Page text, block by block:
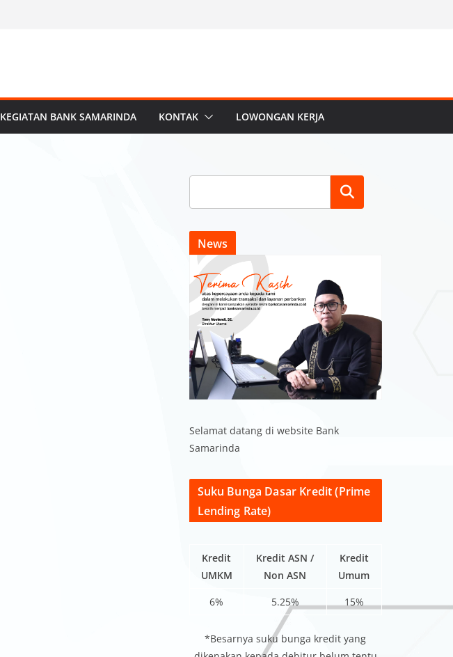
KEGIATAN BANK SAMARINDA KONTAK LOWONGAN KERJA
Search
News
Selamat datang di website Bank
Samarinda
Suku Bunga Dasar Kredit (Prime
Lending Rate)
Kredit
UMKM
Kredit ASN /
Non ASN
Kredit
Umum
6%
5.25% 15%
*Besarnya suku bunga kredit yang